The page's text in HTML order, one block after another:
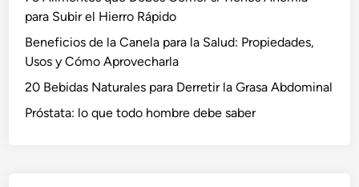
para Subir el Hierro Rápido
Beneficios de la Canela para la Salud: Propiedades,
Usos y Cómo Aprovecharla
20 Bebidas Naturales para Derretir la Grasa Abdominal
Próstata: lo que todo hombre debe saber